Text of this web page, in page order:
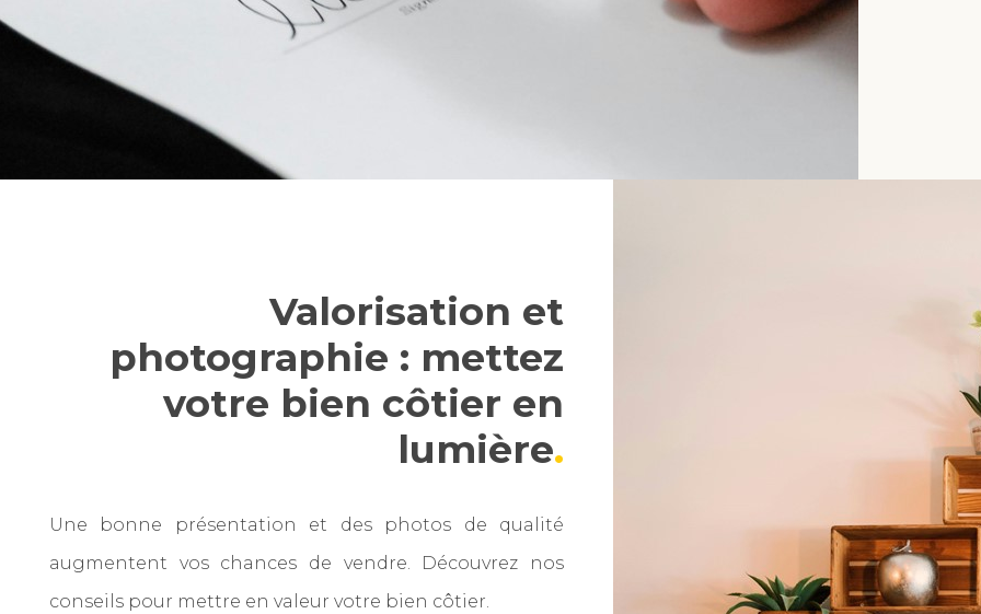
Valorisation et
photographie : mettez
votre bien côtier en
lumière
Une bonne présentation et des photos de qualité
augmentent vos chances de vendre. Découvrez nos
conseils pour mettre en valeur votre bien côtier.